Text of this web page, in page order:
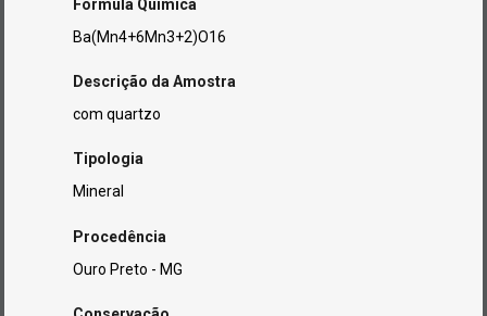
Fórmula Química
Ba(Mn4+6Mn3+2)O16
Descrição da Amostra
com quartzo
Tipologia
Mineral
Procedência
Ouro Preto - MG